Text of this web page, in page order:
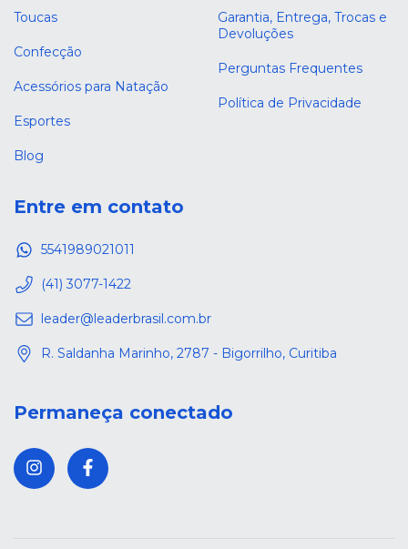
Toucas
Confecção
Acessórios para Natação
Esportes
Blog
Garantia, Entrega, Trocas e
Devoluções
Perguntas Frequentes
Política de Privacidade
Entre em contato
5541989021011
(41) 3077-1422
leader@leaderbrasil.com.br
R. Saldanha Marinho, 2787 - Bigorrilho, Curitiba
Permaneça conectado